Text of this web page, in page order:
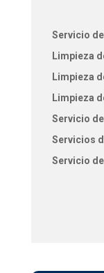
Servicio
Limpieza
Limpieza
Limpieza
Servicio
Servicios
Servicio